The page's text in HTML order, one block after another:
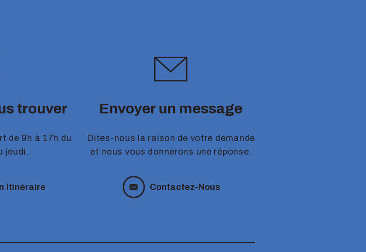
trouver
de 9h à 17h du
jeudi.
Itinéraire
Envoyer un message
Dites-nous la raison de votre demande
et nous vous donnerons une réponse.
Contactez-Nous